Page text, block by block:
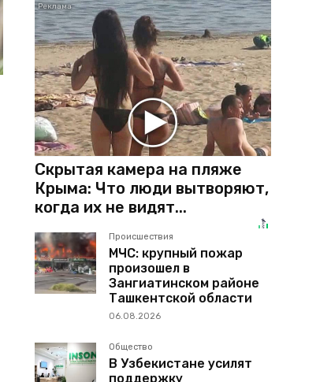
Скрытая камера на пляже
Крыма: Что люди вытворяют,
когда их не видят...
Происшествия
МЧС: крупный пожар
произошел в
Зангиатинском районе
Ташкентской области
06.08.2026
Общество
В Узбекистане усилят
поддержку